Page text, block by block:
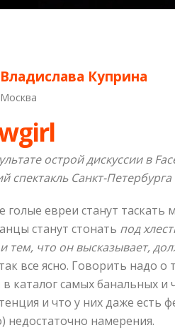
Владислава Куприна
Москва
острой дискуссии в
спектакль Санкт-
голые евреи станут
станут стонать под
тем, что онвысказывает,
все ясно. Говорить надо
в каталог самых банальных
и что у них даже есть
недостаточно намерения.